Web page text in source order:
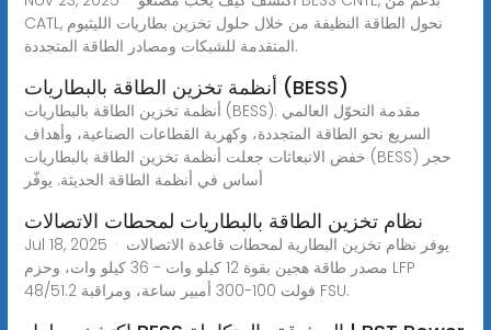
CATL, نحول الطاقة النظيفة من خلال حلول تخزين بطاريات الليثيوم
المتقدمة للشبكات ومصادر الطاقة المتجددة.
أنظمة تخزين الطاقة بالبطاريات (BESS)
أنظمة تخزين الطاقة بالبطاريات (BESS): مقدمة التحوّل العالمي
السريع نحو الطاقة المتجددة، وكهربة القطاعات الصناعية، وأهداف
خفض الانبعاثات جعلت أنظمة تخزين الطاقة بالبطاريات (BESS) حجر
أساس في أنظمة الطاقة الحديثة. يوفّر
نظام تخزين الطاقة بالبطاريات لمحطات الاتصالات
Jul 18, 2025 · يوفر نظام تخزين البطارية لمحطات قاعدة الاتصالات
مصدر طاقة هجين بقوة 12 كيلو وات - 36 كيلو وات، وحزم LFP
48/51.2 فولت 100-300 أمبير ساعة، ومراقبة FSU.